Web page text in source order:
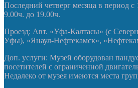
Последний четверг месяца в период с
9.00ч. до 19.00ч.
Проезд: Авт. «Уфа-Калтасы» (с
Уфы), «Янаул-Нефтекамск»,
Доп. услуги: Музей оборудован
посетителей с ограниченной
Недалеко от музея имеются места